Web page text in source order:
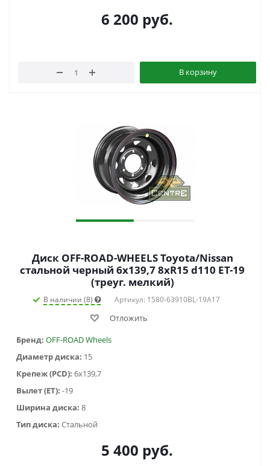
6 200 руб.
В корзину
Диск OFF-ROAD-WHEELS Toyota/Nissan
стальной черный 6x139,7 8xR15 d110 ET-19
(треуг. мелкий)
В наличии (8) Артикул: 1580-63910BL-19A17
Отложить
Бренд: OFF-ROAD Wheels
Диаметр диска: 15
Крепеж (PCD): 6x139,7
Вылет (ET): -19
Ширина диска: 8
Тип диска: Стальной
5 400 руб.